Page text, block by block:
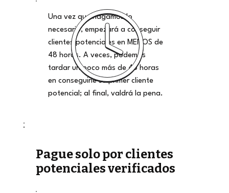
Una vez que hagamos lo
necesario, empezará a conseguir
clientes potenciales en MENOS de
48 horas. A veces, podemos
tardar un poco más de 48 horas
en conseguirle su primer cliente
potencial; al final, valdrá la pena.
Pague solo por clientes
potenciales verificados